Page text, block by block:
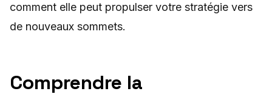
comment elle peut propulser votre stratégie vers
de nouveaux sommets.
Comprendre la